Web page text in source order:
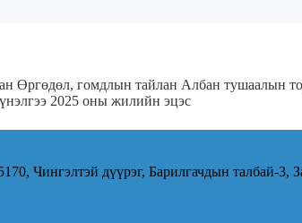
Өргөдөл, гомдлын тайлан Албан тушаалын
2025 оны жилийн эцэс
Чингэлтэй дүүрэг, Барилгачдын талбай-